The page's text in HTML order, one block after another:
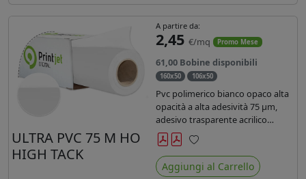
ULTRA PVC 75 M HO
HIGH TACK
A partire da:
2,45 €/mq Promo Mese
61,00 Bobine disponibili
160x50 106x50
Pvc polimerico bianco opaco alta
opacità a alta adesività 75 µm,
adesivo trasparente acrilico
hotmelt permanente, durata 5-7
anni liner 140gr PE su entrambi
lati. Dotato di certificato ignifugo
Bs1d0.
Preferiti
Aggiungi al Carrello